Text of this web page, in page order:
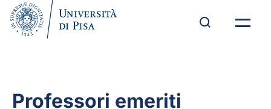
Professori emeriti